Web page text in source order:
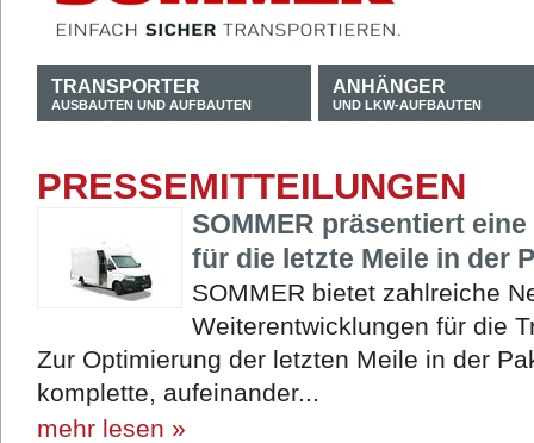
TRANSPORTER
AUSBAUTEN UND AUFBAUTEN
ANHÄNGER
UND LKW-AUFBAUTEN
PRESSEMITTEILUNGEN
SOMMER präsentiert
für die letzte Meile in der
SOMMER bietet zahlreiche
Weiterentwicklungen für die
Zur Optimierung der letzten Meile in der
komplette, aufeinander...
mehr lesen »